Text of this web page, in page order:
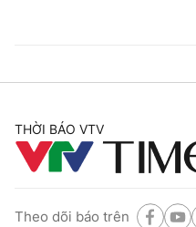
THỜI BÁO VTV
Theo dõi báo trên